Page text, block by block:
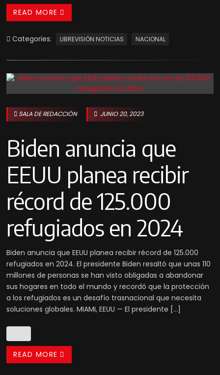
READ MORE
Categories: LIBREVISIÓN NOTICIAS NACIONAL
SALA DE REDACCIÓN JUNIO 20, 2023
Biden anuncia que
EEUU planea recibir
récord de 125.000
refugiados en 2024
Biden anuncia que EEUU planea recibir récord de 125.000
refugiados en 2024. El presidente Biden resaltó que unas 110
millones de personas se han visto obligadas a abandonar
sus hogares en todo el mundo y recordó que la protección
a los refugiados es un desafío trasnacional que necesita
soluciones globales. MIAMI, EEUU — El presidente […]
READ MORE